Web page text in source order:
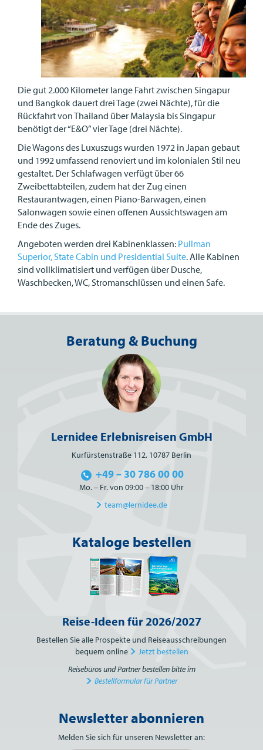
Die gut 2.000 Kilometer lange Fahrt zwischen Singapur
und Bangkok dauert drei Tage (zwei Nächte), für die
Rückfahrt von Thailand über Malaysia bis Singapur
benötigt der “E&O” vier Tage (drei Nächte).
Die Wagons des Luxuszugs wurden 1972 in Japan gebaut
und 1992 umfassend renoviert und im kolonialen Stil neu
gestaltet. Der Schlafwagen verfügt über 66
Zweibettabteilen, zudem hat der Zug einen
Restaurantwagen, einen Piano-Barwagen, einen
Salonwagen sowie einen offenen Aussichtswagen am
Ende des Zuges.
Angeboten werden drei Kabinenklassen: Pullman
Superior, State Cabin und Presidential Suite. Alle Kabinen
sind vollklimatisiert und verfügen über Dusche,
Waschbecken, WC, Stromanschlüssen und einen Safe.
Beratung & Buchung
Lernidee Erlebnisreisen GmbH
Kurfürstenstraße 112, 10787 Berlin
+49 – 30 786 00 00
Mo. – Fr. von 09:00 – 18:00 Uhr
team@lernidee.de
Kataloge bestellen
Reise-Ideen für 2026/2027
Bestellen Sie alle Prospekte und Reiseausschreibungen
bequem online
Jetzt bestellen
Reisebüros und Partner bestellen bitte im
Bestellformular für Partner
Bitte nicht ausfüllen.
Newsletter abonnieren
Melden Sie sich für unseren Newsletter an: